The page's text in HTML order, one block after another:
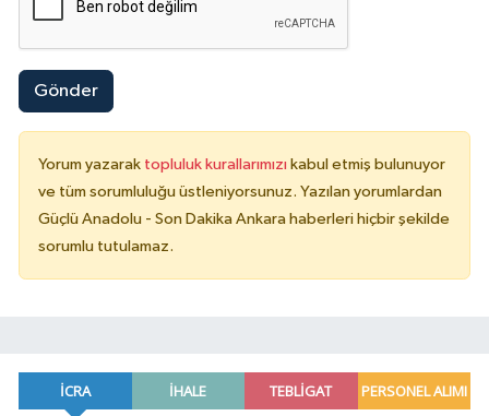
Gönder
Yorum yazarak topluluk kurallarımızı kabul etmiş bulunuyor
ve tüm sorumluluğu üstleniyorsunuz. Yazılan yorumlardan
Güçlü Anadolu - Son Dakika Ankara haberleri hiçbir şekilde
sorumlu tutulamaz.